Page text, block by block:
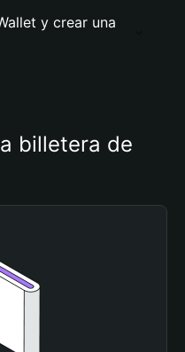
y crear una
billetera de